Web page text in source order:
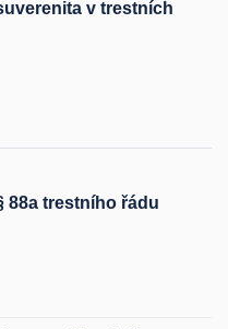
v trestních
88a trestního řádu